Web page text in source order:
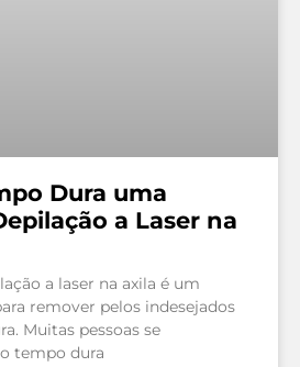
Dura uma
a Laser na
a laser na axila é um
remover pelos indesejados
Muitas pessoas se
tempo dura